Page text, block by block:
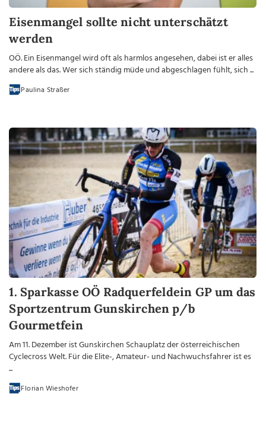
Eisenmangel sollte nicht unterschätzt
werden
OÖ. Ein Eisenmangel wird oft als harmlos angesehen, dabei ist er alles
andere als das. Wer sich ständig müde und abgeschlagen fühlt, sich ...
Paulina Straßer
1. Sparkasse OÖ Radquerfeldein GP um das
Sportzentrum Gunskirchen p/b
Gourmetfein
Am 11. Dezember ist Gunskirchen Schauplatz der österreichischen
Cyclecross Welt. Für die Elite-, Amateur- und Nachwuchsfahrer ist es
...
Florian Wieshofer